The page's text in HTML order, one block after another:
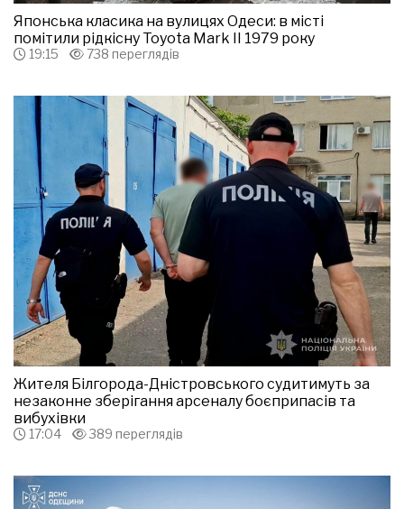
Японська класика на вулицях Одеси: в місті
помітили рідкісну Toyota Mark II 1979 року
19:15 738 переглядів
Жителя Білгорода-Дністровського судитимуть за
незаконне зберігання арсеналу боєприпасів та
вибухівки
17:04 389 переглядів